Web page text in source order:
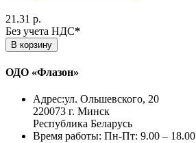
21.31 р.
Без учета НДС*
В корзину
ОДО «Флазон»
Адрес:ул. Ольшевского, 20
220073 г. Минск
Республика Беларусь
Время работы: Пн-Пт: 9.00 – 18.00